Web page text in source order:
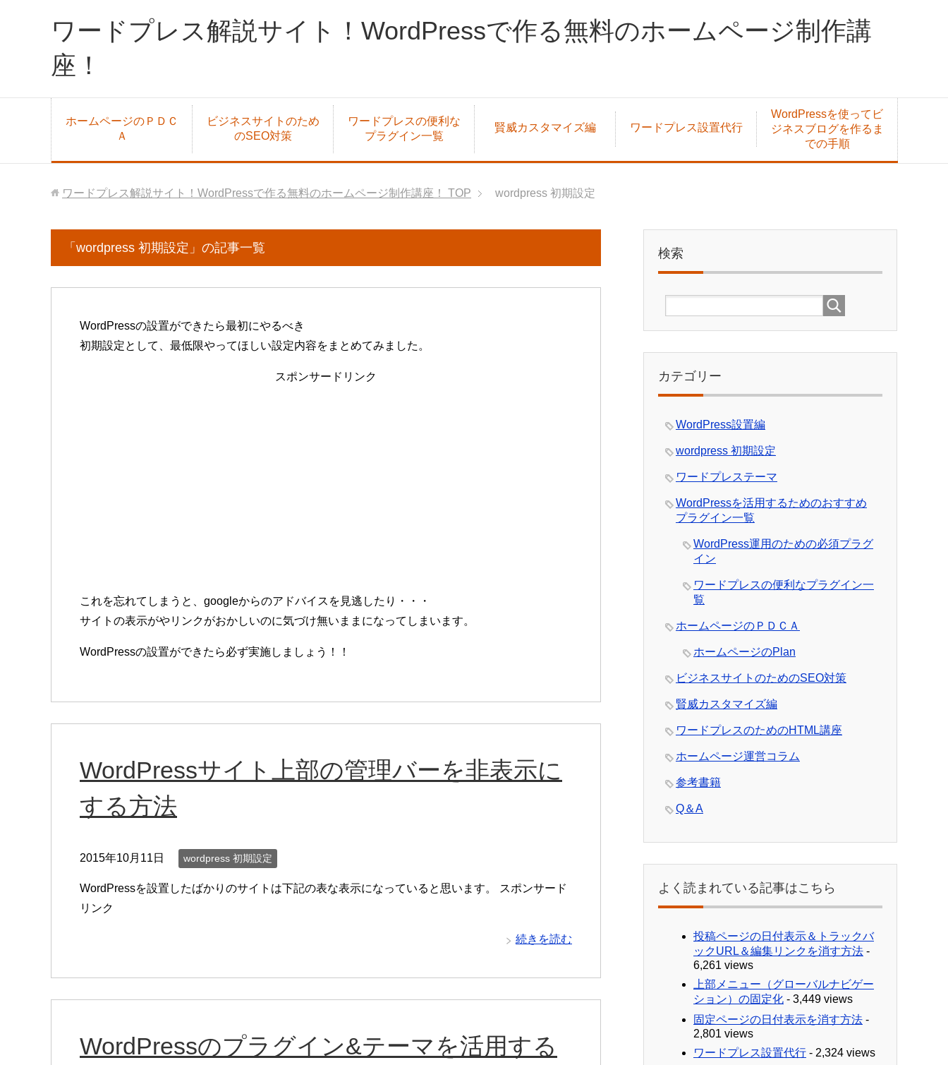
ワードプレス解説サイト！WordPressで作る無料のホームページ制作講
座！
ホームページのＰＤＣ
Ａ
ビジネスサイトのため
のSEO対策
ワードプレスの便利な
プラグイン一覧
賢威カスタマイズ編 ワードプレス設置代行
WordPressを使ってビ
ジネスブログを作るま
での手順
ワードプレス解説サイト！WordPressで作る無料のホームページ制作講座！ TOP wordpress 初期設定
「wordpress 初期設定」の記事一覧
WordPressの設置ができたら最初にやるべき
初期設定として、最低限やってほしい設定内容をまとめてみました。
スポンサードリンク
これを忘れてしまうと、googleからのアドバイスを見逃したり・・・
サイトの表示がやリンクがおかしいのに気づけ無いままになってしまいます。
WordPressの設置ができたら必ず実施しましょう！！
WordPressサイト上部の管理バーを非表示に
する方法
2015年10月11日 wordpress 初期設定
WordPressを設置したばかりのサイトは下記の表な表示になっていると思います。 スポンサード
リンク
続きを読む
WordPressのプラグイン&テーマを活用する
検索
カテゴリー
WordPress設置編
wordpress 初期設定
ワードプレステーマ
WordPressを活用するためのおすすめ
プラグイン一覧
WordPress運用のための必須プラグ
イン
ワードプレスの便利なプラグイン一
覧
ホームページのＰＤＣＡ
ホームページのPlan
ビジネスサイトのためのSEO対策
賢威カスタマイズ編
ワードプレスのためのHTML講座
ホームページ運営コラム
参考書籍
Q＆A
よく読まれている記事はこちら
投稿ページの日付表示＆トラックバ
ックURL＆編集リンクを消す方法 -
6,261 views
上部メニュー（グローバルナビゲー
ション）の固定化 - 3,449 views
固定ページの日付表示を消す方法 -
2,801 views
ワードプレス設置代行 - 2,324 views